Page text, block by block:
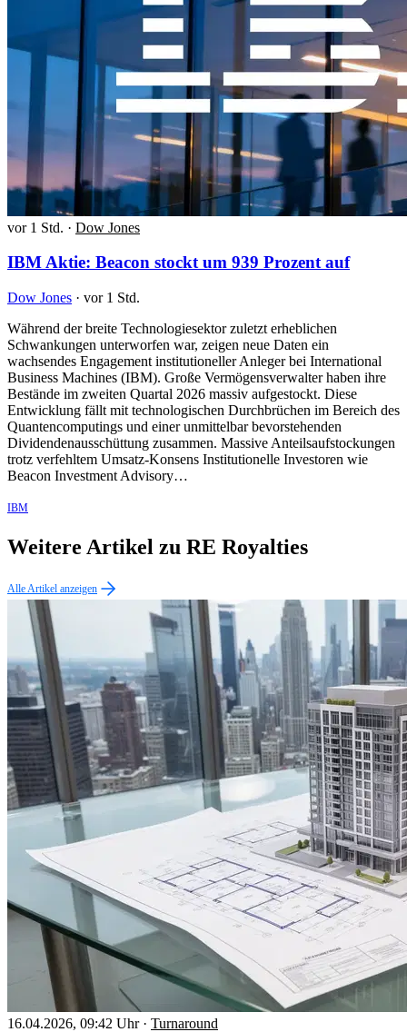
vor 1 Std. · Dow Jones
IBM Aktie: Beacon stockt um 939 Prozent auf
Dow Jones · vor 1 Std.
Während der breite Technologiesektor zuletzt erheblichen
Schwankungen unterworfen war, zeigen neue Daten ein
wachsendes Engagement institutioneller Anleger bei International
Business Machines (IBM). Große Vermögensverwalter haben ihre
Bestände im zweiten Quartal 2026 massiv aufgestockt. Diese
Entwicklung fällt mit technologischen Durchbrüchen im Bereich des
Quantencomputings und einer unmittelbar bevorstehenden
Dividendenausschüttung zusammen. Massive Anteilsaufstockungen
trotz verfehltem Umsatz-Konsens Institutionelle Investoren wie
Beacon Investment Advisory…
IBM
Weitere Artikel zu RE Royalties
Alle Artikel anzeigen
16.04.2026, 09:42 Uhr · Turnaround